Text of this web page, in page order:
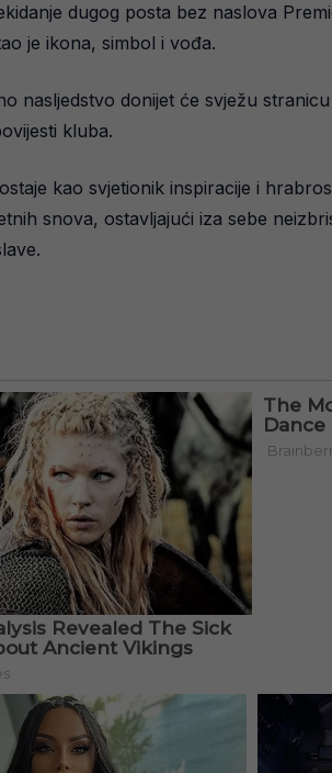
dugog posta bez naslova
je ikona, simbol i vođa.
nasljedstvo donijet će svježu
kluba.
kao svjetionik inspiracije i
snova, ostavljajući iza sebe